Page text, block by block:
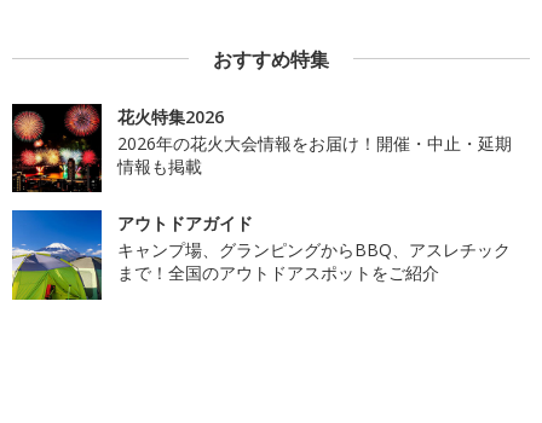
おすすめ特集
花火特集2026
2026年の花火大会情報をお届け！開催・中止・延期
情報も掲載
アウトドアガイド
キャンプ場、グランピングからBBQ、アスレチック
まで！全国のアウトドアスポットをご紹介